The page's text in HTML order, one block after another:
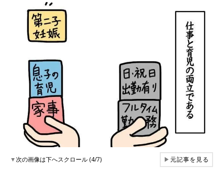
▼次の画像は下へスクロール (4/7) ▶元記事を見る